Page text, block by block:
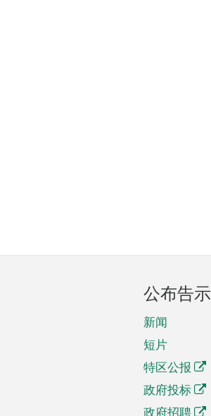
公布告示
新闻
短片
特区公报
政府投标
政府招聘